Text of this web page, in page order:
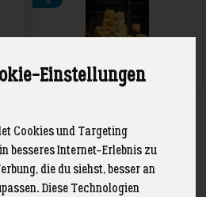
Einstellungen
Cookies und Targeting
besseres Internet-Erlebnis zu
die du siehst, besser an
Diese Technologien
Käse